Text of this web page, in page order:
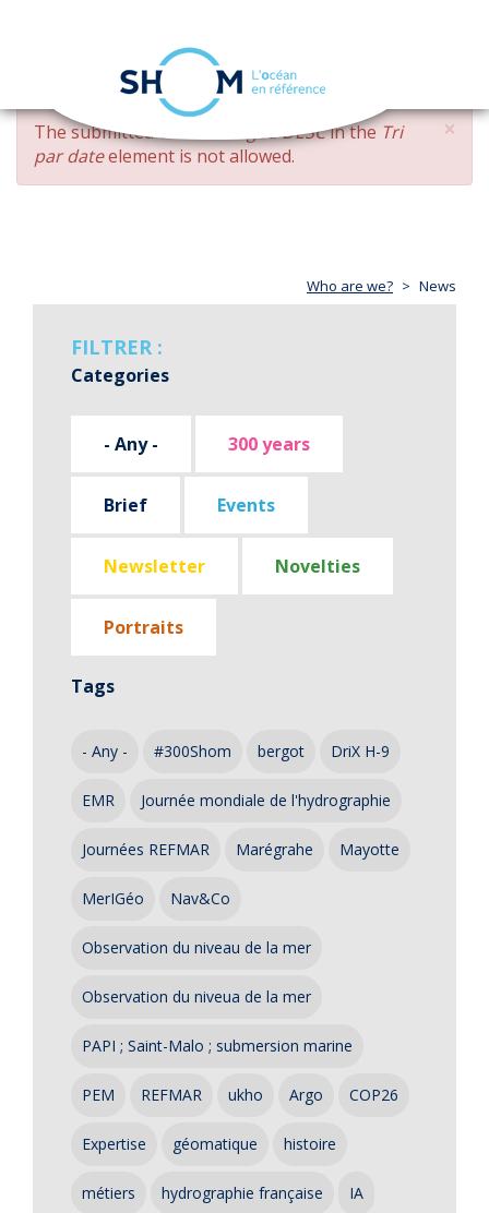
Skip
main
content
navigation
×
ERROR
MESSAGE
The submitted value changed DESCin the Tri
par dateelement is not allowed.
Who are we? News
FILTRER :
Categories
- Any - 300 years
Brief Events
Newsletter Novelties
Portraits
Tags
- Any - #300Shom bergot DriX H-9
EMR Journée mondiale de l'hydrographie
Journées REFMAR Marégrahe Mayotte
MerIGéo Nav&Co
Observation du niveau de la mer
Observation du niveua de la mer
PAPI ; Saint-Malo ; submersion marine
PEM REFMAR ukho Argo COP26
Expertise géomatique histoire
métiers hydrographie française IA